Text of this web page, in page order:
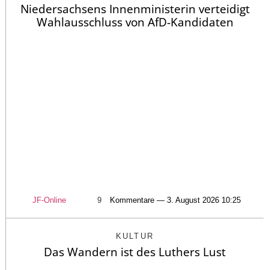
Niedersachsens Innenministerin verteidigt
Wahlausschluss von AfD-Kandidaten
JF-Online 9 Kommentare — 3. August 2026 10:25
KULTUR
Das Wandern ist des Luthers Lust